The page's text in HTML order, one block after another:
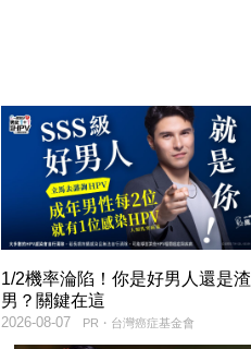
1/2機率淪陷！你是好男人還是渣
男？關鍵在這
PR・台灣癌症基金會
2026-08-07